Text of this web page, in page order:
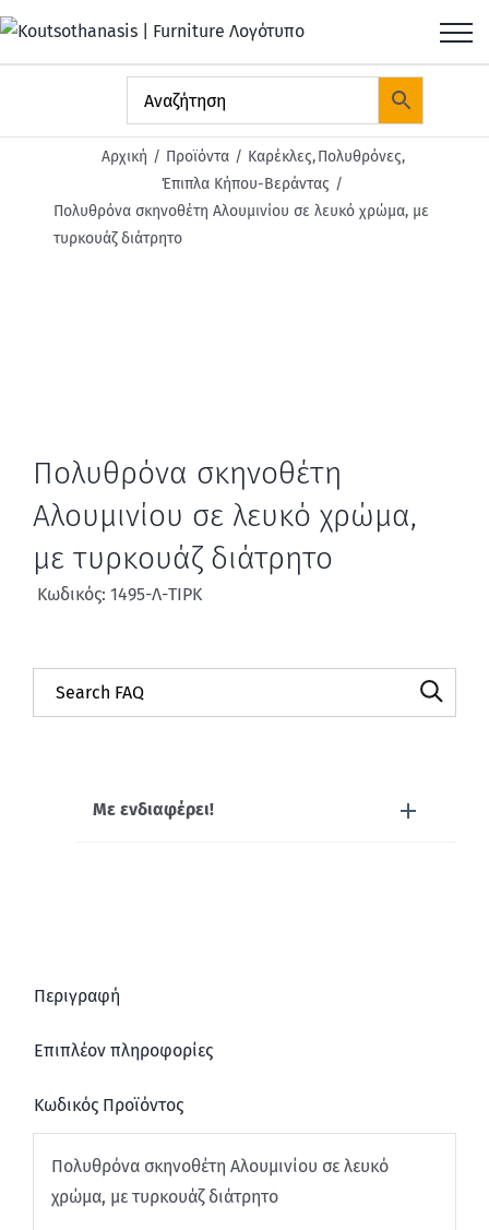
Μετάβαση
στο
Αρχική Προϊόντα Καρέκλες Πολυθρόνες
Έπιπλα Κήπου-Βεράντας
Πολυθρόνα σκηνοθέτη Αλουμινίου σε λευκό χρώμα, με
τυρκουάζ διάτρητο
Πολυθρόνα σκηνοθέτη
Αλουμινίου σε λευκό χρώμα,
με τυρκουάζ διάτρητο
Κωδικός: 1495-Λ-ΤΙΡΚ
Με ενδιαφέρει!
Περιγραφή
Επιπλέον πληροφορίες
Κωδικός Προϊόντος
Πολυθρόνα σκηνοθέτη Αλουμινίου σε λευκό
χρώμα, με τυρκουάζ διάτρητο